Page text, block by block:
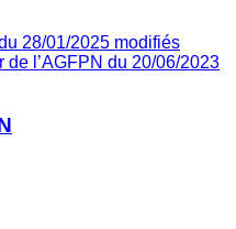
28/01/2025 modifiés
de l’AGFPN du 20/06/2023